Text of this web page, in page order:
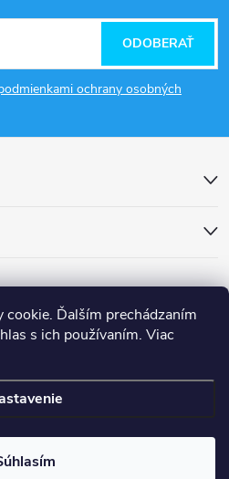
Ďalším prechádzaním
s ich používaním. Viac
ochrany osobných
ODOBERAŤ
. Všetky práva vyhradené.